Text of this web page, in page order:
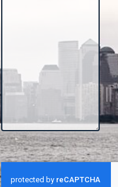
CAPTCHA